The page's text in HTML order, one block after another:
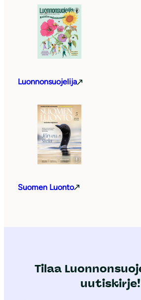
Luonnonsuojelija
Suomen Luonto
Tilaa
uutiskirje!